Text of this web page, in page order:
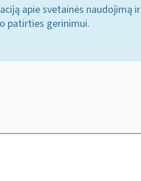
apie svetainės naudojimą ir
patirties gerinimui.